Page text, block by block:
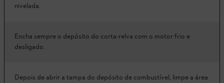
nivelada.
Encha sempre o depósito do corta-relva com o motor frio e
desligado.
Depois de abrir a tampa do depósito de combustível, limpe a área